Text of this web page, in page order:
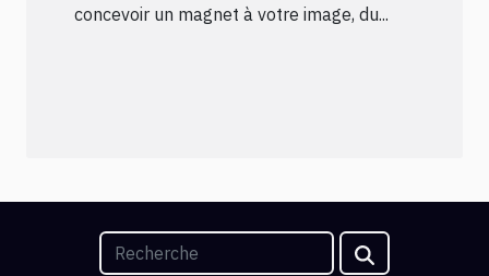
concevoir un magnet à votre image, du...